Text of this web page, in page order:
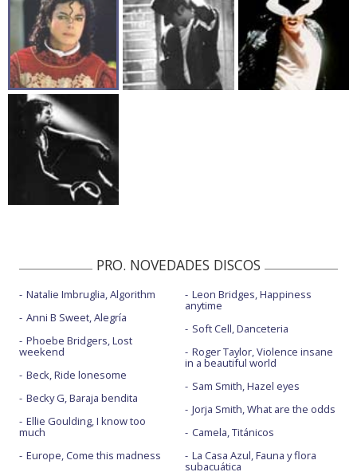
PRO. NOVEDADES DISCOS
Natalie Imbruglia, Algorithm
Anni B Sweet, Alegría
Phoebe Bridgers, Lost
weekend
Beck, Ride lonesome
Becky G, Baraja bendita
Ellie Goulding, I know too
much
Europe, Come this madness
Leon Bridges, Happiness
anytime
Soft Cell, Danceteria
Roger Taylor, Violence insane
in a beautiful world
Sam Smith, Hazel eyes
Jorja Smith, What are the odds
Camela, Titánicos
La Casa Azul, Fauna y flora
subacuática